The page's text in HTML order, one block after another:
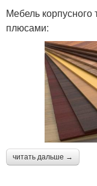
Мебель
плюсами:
читать дальше →